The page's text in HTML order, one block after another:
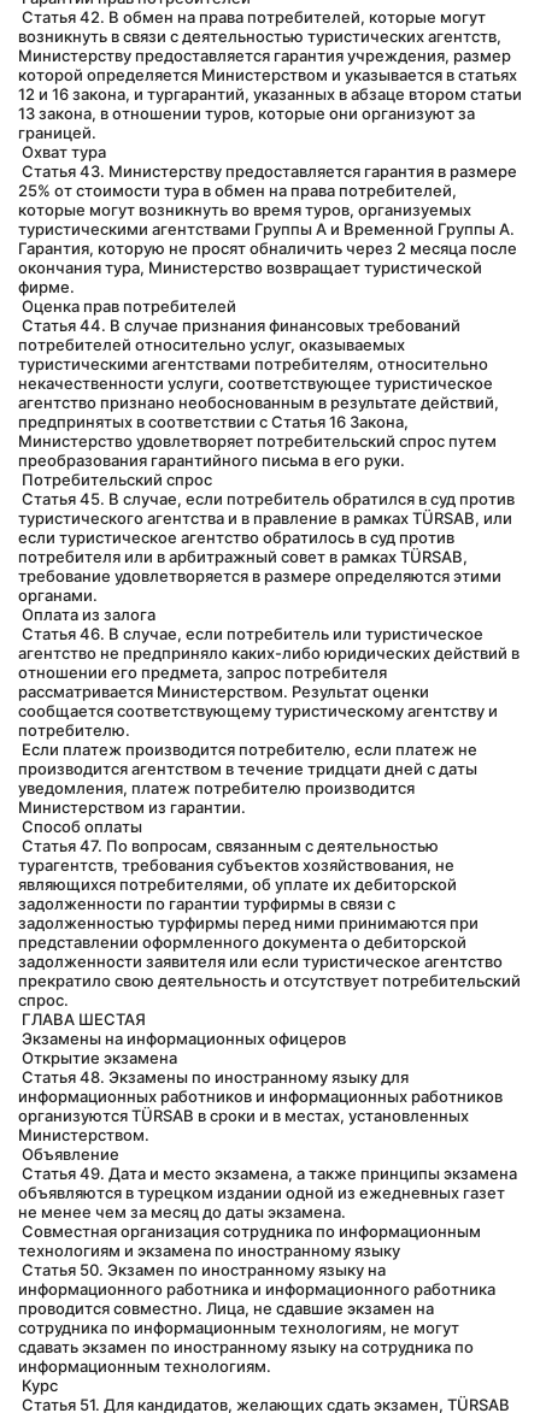
возникнуть в связи с деятельностью туристических агентств,
Министерству предоставляется гарантия учреждения, размер
которой определяется Министерством и указывается в статьях
12 и 16 закона, и тургарантий, указанных в абзаце втором статьи
13 закона, в отношении туров, которые они организуют за
границей.
Охват тура
25% от стоимости тура в обмен на права потребителей,
которые могут возникнуть во время туров, организуемых
туристическими агентствами Группы А и Временной Группы А.
Гарантия, которую не просят обналичить через 2 месяца после
окончания тура, Министерство возвращает туристической
фирме.
Оценка прав потребителей
потребителей относительно услуг, оказываемых
туристическими агентствами потребителям, относительно
некачественности услуги, соответствующее туристическое
агентство признано необоснованным в результате действий,
предпринятых в соответствии с Статья 16 Закона,
Министерство удовлетворяет потребительский спрос путем
преобразования гарантийного письма в его руки.
Потребительский спрос
туристического агентства и в правление в рамках TÜRSAB, или
если туристическое агентство обратилось в суд против
потребителя или в арбитражный совет в рамках TÜRSAB,
требование удовлетворяется в размере определяются этими
органами.
Оплата из залога
агентство не предприняло каких-либо юридических действий в
отношении его предмета, запрос потребителя
рассматривается Министерством. Результат оценки
сообщается соответствующему туристическому агентству и
потребителю.
производится агентством в течение тридцати дней с даты
уведомления, платеж потребителю производится
Министерством из гарантии.
Способ оплаты
турагентств, требования субъектов хозяйствования, не
являющихся потребителями, об уплате их дебиторской
задолженности по гарантии турфирмы в связи с
задолженностью турфирмы перед ними принимаются при
представлении оформленного документа о дебиторской
задолженности заявителя или если туристическое агентство
прекратило свою деятельность и отсутствует потребительский
спрос.
ГЛАВА ШЕСТАЯ
Экзамены на информационных офицеров
Открытие экзамена
информационных работников и информационных работников
организуются TÜRSAB в сроки и в местах, установленных
Министерством.
Объявление
объявляются в турецком издании одной из ежедневных газет
не менее чем за месяц до даты экзамена.
технологиям и экзамена по иностранному языку
информационного работника и информационного работника
проводится совместно. Лица, не сдавшие экзамен на
сотрудника по информационным технологиям, не могут
сдавать экзамен по иностранному языку на сотрудника по
информационным технологиям.
Курс